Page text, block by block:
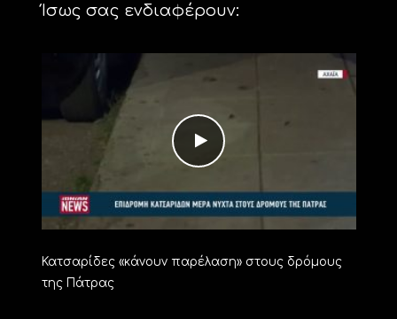
Ίσως σας ενδιαφέρουν:
Κατσαρίδες «κάνουν παρέλαση» στους δρόμους
της Πάτρας